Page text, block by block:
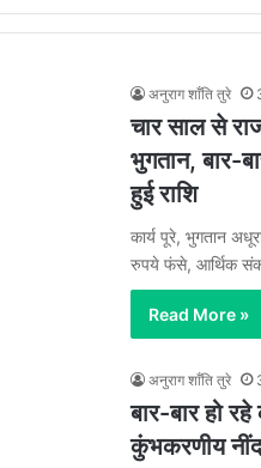
अनुराग शाँति तुरे
चार साल से
भुगतान, बार-
हुई राशि
कार्य पूरे, भुगतान
रुपये फंसे, आर्थिक
Read More »
अनुराग शाँति तुरे
बार-बार हो
कुंभकरणीय नींद